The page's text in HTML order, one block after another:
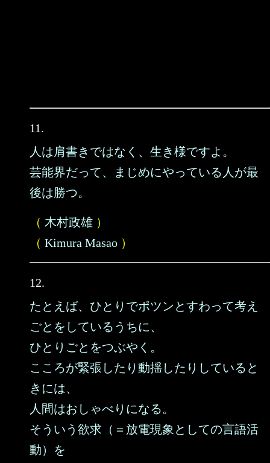
11.
人は肩書きではなく、生き様ですよ。
芸能界だって、まじめにやっている人が最
後は勝つ。
（ 木村政雄 ）
（ Kimura Masao ）
12.
たとえば、ひとりでポツンとすわって考え
ごとをしているうちに、
ひとりごとをつぶやく。
こころが緊張したり動揺したりしていると
きには、
人間はおしゃべりになる。
そういう欲求（＝放電現象としての言語活
動）を